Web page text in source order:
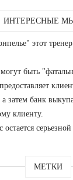
ИНТЕРЕСНЫЕ
этот
могут быть
затем банк
клиенту.
МЕТКИ